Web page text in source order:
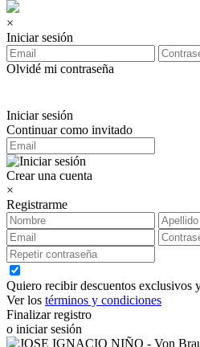
×
Iniciar sesión
Olvidé mi contraseña
Iniciar sesión
Continuar como invitado
Crear una cuenta
×
Registrarme
Quiero recibir descuentos exclusivos
Ver los términos y condiciones
Finalizar registro
o iniciar sesión